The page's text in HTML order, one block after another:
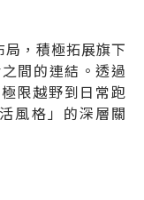
，積極拓展旗下
間的連結。透過
限越野到日常跑
風格」的深層關